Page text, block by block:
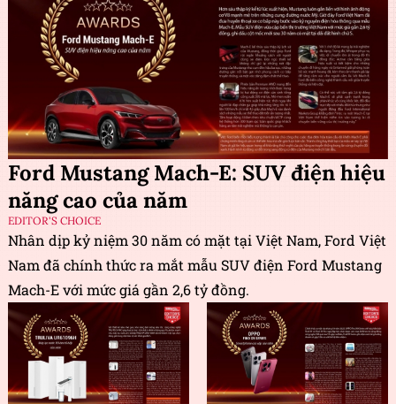
Ford Mustang Mach-E: SUV điện hiệu
năng cao của năm
EDITOR'S CHOICE
Nhân dịp kỷ niệm 30 năm có mặt tại Việt Nam, Ford Việt
Nam đã chính thức ra mắt mẫu SUV điện Ford Mustang
Mach-E với mức giá gần 2,6 tỷ đồng.